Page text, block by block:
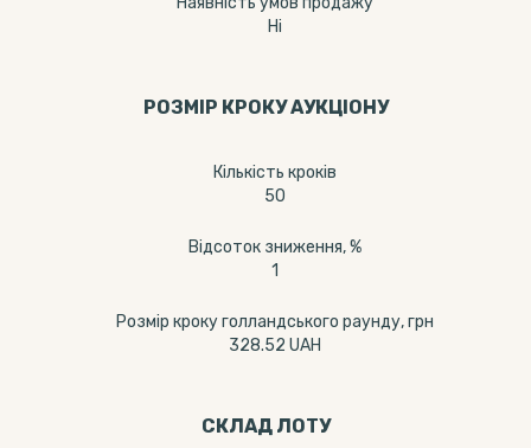
Ні
РОЗМІР КРОКУ АУКЦІОНУ
Кількість кроків
50
Відсоток зниження, %
1
Розмір кроку голландського раунду, грн
328.52 UAH
СКЛАД ЛОТУ